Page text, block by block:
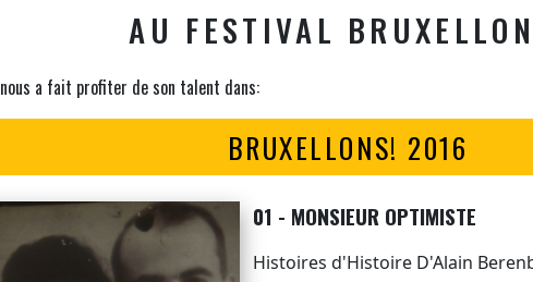
AU FESTIVAL
nous a fait profiter de son talent dans:
BRUXELLONS! 2016
01 - MONSIEUR OPTIMISTE
Histoires d'Histoire D'Alain